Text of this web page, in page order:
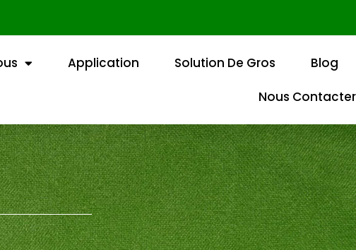
Application Solution De Gros
Blog
Nous Contacter